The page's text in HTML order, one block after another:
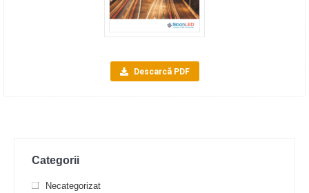
Descarcă PDF
Categorii
Necategorizat